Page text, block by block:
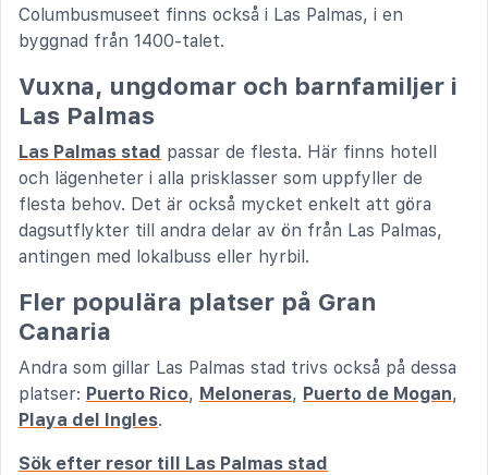
Columbusmuseet finns också i Las Palmas, i en
byggnad från 1400-talet.
Vuxna, ungdomar och barnfamiljer i
Las Palmas
Las Palmas stad passar de flesta. Här finns hotell
och lägenheter i alla prisklasser som uppfyller de
flesta behov. Det är också mycket enkelt att göra
dagsutflykter till andra delar av ön från Las Palmas,
antingen med lokalbuss eller hyrbil.
Fler populära platser på Gran
Canaria
Andra som gillar Las Palmas stad trivs också på dessa
platser: Puerto Rico, Meloneras, Puerto de Mogan,
Playa del Ingles.
Sök efter resor till Las Palmas stad